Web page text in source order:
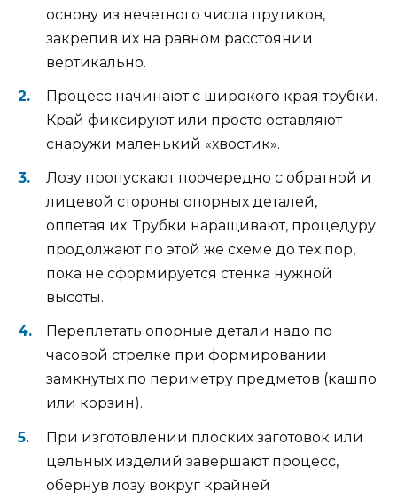
основу из нечетного числа прутиков,
закрепив их на равном расстоянии
вертикально.
Процесс начинают с широкого края трубки.
Край фиксируют или просто оставляют
снаружи маленький «хвостик».
Лозу пропускают поочередно с обратной и
лицевой стороны опорных деталей,
оплетая их. Трубки наращивают, процедуру
продолжают по этой же схеме до тех пор,
пока не сформируется стенка нужной
высоты.
Переплетать опорные детали надо по
часовой стрелке при формировании
замкнутых по периметру предметов (кашпо
или корзин).
При изготовлении плоских заготовок или
цельных изделий завершают процесс,
обернув лозу вокруг крайней